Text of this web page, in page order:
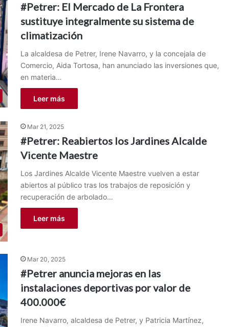
#Petrer: El Mercado de La Frontera
sustituye integralmente su sistema de
climatización
La alcaldesa de Petrer, Irene Navarro, y la concejala de
Comercio, Aida Tortosa, han anunciado las inversiones que,
en materia…
Leer más
Mar 21, 2025
#Petrer: Reabiertos los Jardines Alcalde
Vicente Maestre
Los Jardines Alcalde Vicente Maestre vuelven a estar
abiertos al público tras los trabajos de reposición y
recuperación de arbolado…
Leer más
Mar 20, 2025
#Petrer anuncia mejoras en las
instalaciones deportivas por valor de
400.000€
Irene Navarro, alcaldesa de Petrer, y Patricia Martínez,